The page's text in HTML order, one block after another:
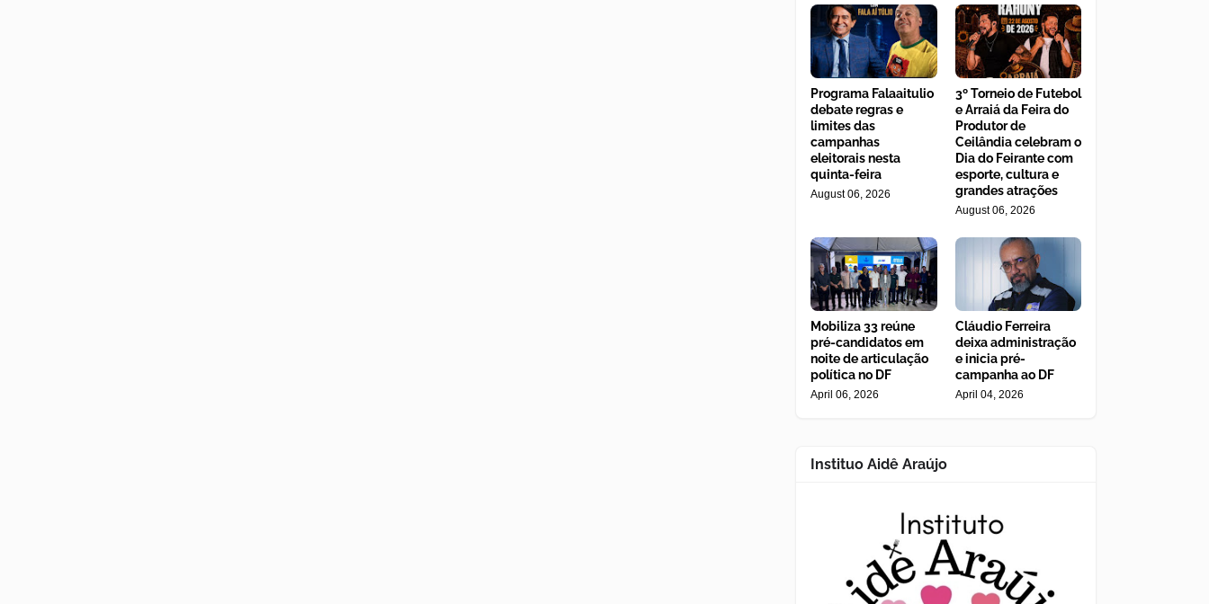
Programa Falaaitulio
debate regras e
limites das
campanhas
eleitorais nesta
quinta-feira
August 06, 2026
3º Torneio de Futebol
e Arraiá da Feira do
Produtor de
Ceilândia celebram o
Dia do Feirante com
esporte, cultura e
grandes atrações
August 06, 2026
Mobiliza 33 reúne
pré-candidatos em
noite de articulação
política no DF
April 06, 2026
Cláudio Ferreira
deixa administração
e inicia pré-
campanha ao DF
April 04, 2026
Instituo Aidê Araújo